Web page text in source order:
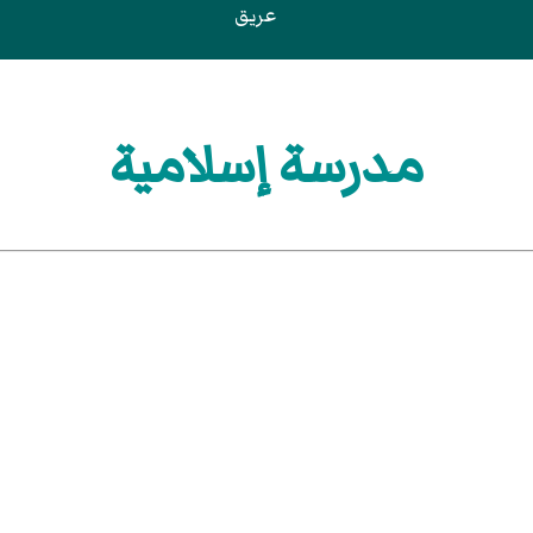
عريق
مدرسة إسلامية